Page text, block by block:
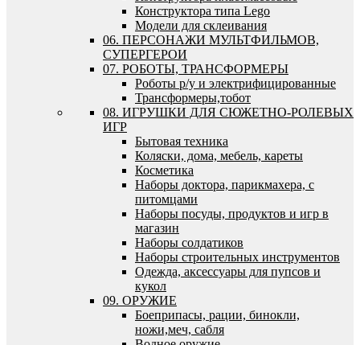
Конструктора типа Lego
Модели для склеивания
06. ПЕРСОНАЖИ МУЛЬТФИЛЬМОВ,
СУПЕРГЕРОИ
07. РОБОТЫ, ТРАНСФОРМЕРЫ
Роботы р/у и электрифицированные
Трансформеры,тобот
08. ИГРУШКИ ДЛЯ СЮЖЕТНО-РОЛЕВЫХ
ИГР
Бытовая техника
Коляски, дома, мебель, кареты
Косметика
Наборы доктора, парикмахера, с
питомцами
Наборы посуды, продуктов и игр в
магазин
Наборы солдатиков
Наборы строительных инструментов
Одежда, аксессуары для пупсов и
кукол
09. ОРУЖИЕ
Боеприпасы, рации, бинокли,
ножи,меч, сабля